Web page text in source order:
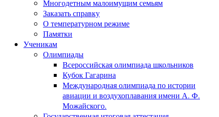
Многодетным малоимущим семьям
Заказать справку
О температурном режиме
Памятки
Ученикам
Олимпиады
Всероссийская олимпиада школьников
Кубок Гагарина
Международная олимпиада по истории
авиации и воздухоплавания имени А. Ф.
Можайского.